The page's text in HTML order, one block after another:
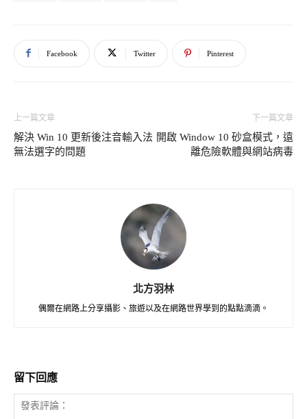
Facebook Twitter Pinterest
上一篇文章
解決 Win 10 更新後注音輸入法
無法選字的問題
下一篇文章
開啟 Window 10 砂盒模式，遠
離危險軟體與網站病毒
北方羽林
偶爾在網路上分享攝影、旅遊以及在網路世界學到的點點滴滴。
留下回應